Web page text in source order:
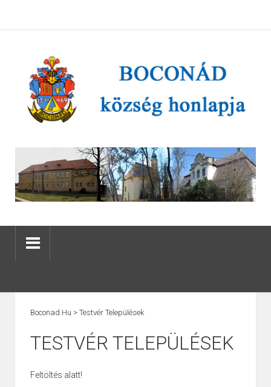
Boconad.hu > Testvér Települések
TESTVÉR TELEPÜLÉSEK
Feltöltés alatt!